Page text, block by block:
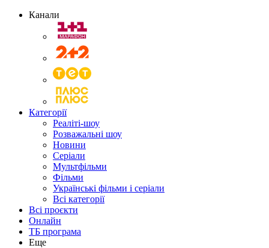
Канали
Категорії
Реаліті-шоу
Розважальні шоу
Новини
Серіали
Мультфільми
Фільми
Українські фільми і серіали
Всі категорії
Всі проєкти
Онлайн
ТБ програма
Еще